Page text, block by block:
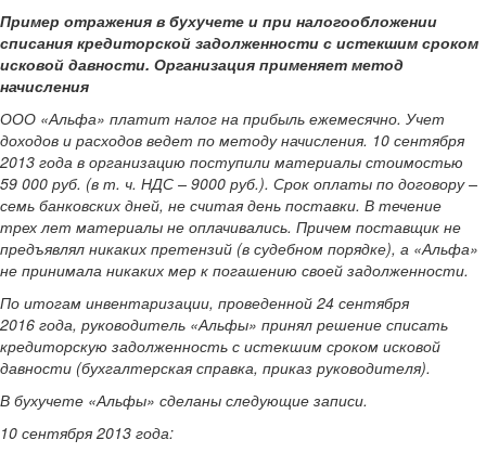
Пример отражения в бухучете и при налогообложении
списания кредиторской задолженности с истекшим сроком
исковой давности. Организация применяет метод
начисления
ООО «Альфа» платит налог на прибыль ежемесячно. Учет
доходов и расходов ведет по методу начисления. 10 сентября
2013 года в организацию поступили материалы стоимостью
59 000 руб. (в т. ч. НДС – 9000 руб.). Срок оплаты по договору –
семь банковских дней, не считая день поставки. В течение
трех лет материалы не оплачивались. Причем поставщик не
предъявлял никаких претензий (в судебном порядке), а «Альфа»
не принимала никаких мер к погашению своей задолженности.
По итогам инвентаризации, проведенной 24 сентября
2016 года, руководитель «Альфы» принял решение списать
кредиторскую задолженность с истекшим сроком исковой
давности (бухгалтерская справка, приказ руководителя).
В бухучете «Альфы» сделаны следующие записи.
10 сентября 2013 года: